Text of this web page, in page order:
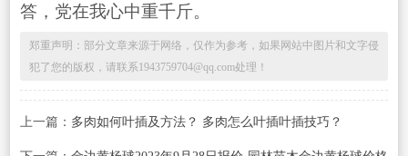
答，党在我心中重千斤。
郑重声明：部分文章来源于网络，仅作为参考，如果网站中图片和文字侵
犯了您的版权，请联系1943759704@qq.com处理！
上一篇： 多肉如何叶插及方法？ 多肉怎么叶插叶插技巧？